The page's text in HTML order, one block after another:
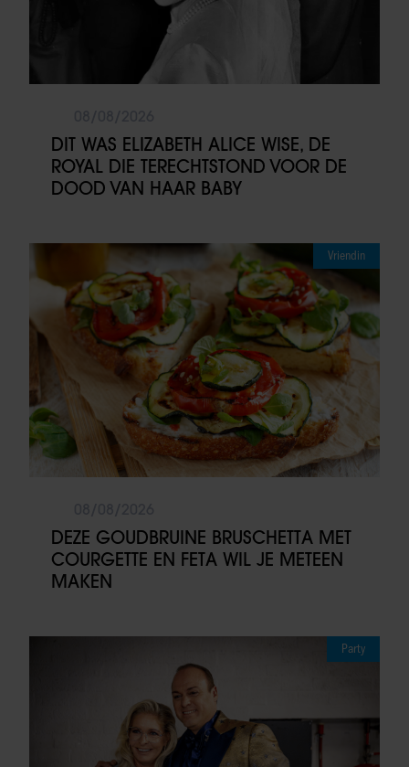
DIT WAS ELIZABETH ALICE WISE, DE
ROYAL DIE TERECHTSTOND VOOR DE
DOOD VAN HAAR BABY
Vriendin
DEZE GOUDBRUINE BRUSCHETTA MET
COURGETTE EN FETA WIL JE METEEN
MAKEN
Party